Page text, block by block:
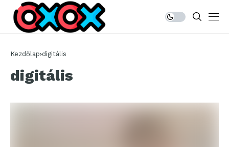
Kezdőlap digitális
digitális